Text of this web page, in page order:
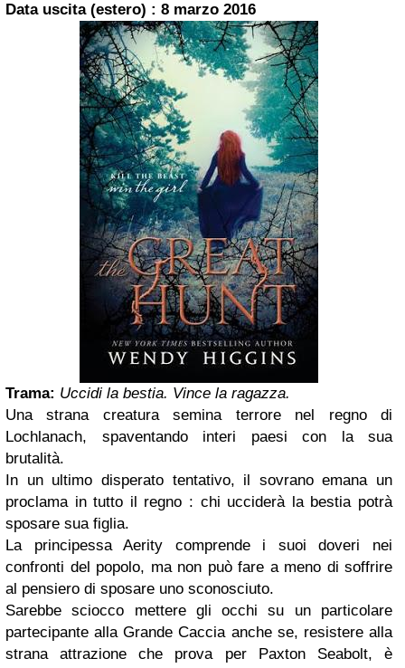
Data uscita (estero) : 8 marzo 2016
Trama: Uccidi la bestia. Vince la ragazza.
Una strana creatura semina terrore nel regno di
Lochlanach, spaventando interi paesi con la sua
brutalità.
In un ultimo disperato tentativo, il sovrano emana un
proclama in tutto il regno : chi ucciderà la bestia potrà
sposare sua figlia.
La principessa Aerity comprende i suoi doveri nei
confronti del popolo, ma non può fare a meno di soffrire
al pensiero di sposare uno sconosciuto.
Sarebbe sciocco mettere gli occhi su un particolare
partecipante alla Grande Caccia anche se, resistere alla
strana attrazione che prova per Paxton Seabolt, è